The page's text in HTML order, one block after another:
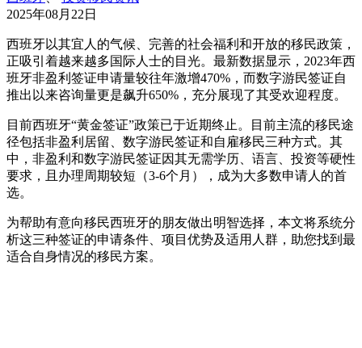
2025年08月22日
西班牙以其宜人的气候、完善的社会福利和开放的移民政策，
正吸引着越来越多国际人士的目光。最新数据显示，2023年西
班牙非盈利签证申请量较往年激增470%，而数字游民签证自
推出以来咨询量更是飙升650%，充分展现了其受欢迎程度。
目前西班牙“黄金签证”政策已于近期终止。目前主流的移民途
径包括非盈利居留、数字游民签证和自雇移民三种方式。其
中，非盈利和数字游民签证因其无需学历、语言、投资等硬性
要求，且办理周期较短（3-6个月），成为大多数申请人的首
选。
为帮助有意向移民西班牙的朋友做出明智选择，本文将系统分
析这三种签证的申请条件、项目优势及适用人群，助您找到最
适合自身情况的移民方案。